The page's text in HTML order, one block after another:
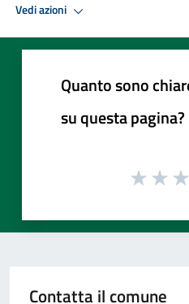
Vedi azioni
Quanto sono
su questa pagina?
Contatta il comune